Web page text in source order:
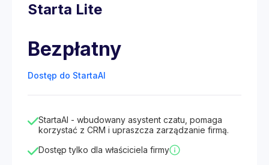
Starta Lite
Bezpłatny
Dostęp do StartaAI
StartaAI - wbudowany asystent czatu, pomaga
korzystać z CRM i upraszcza zarządzanie firmą.
Dostęp tylko dla właściciela firmy